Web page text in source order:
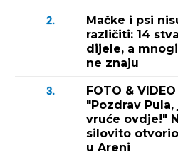
2.
Mačke i psi
različiti: 14
dijele, a
ne znaju
3.
FOTO &
"Pozdrav Pula,
vruće ovdje!"
silovito
u Areni